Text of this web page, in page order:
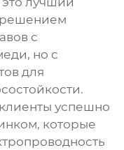
решением
с
но с
для
успешно
которые